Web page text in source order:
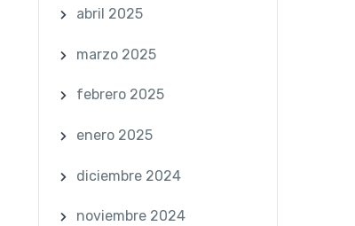
abril 2025
marzo 2025
febrero 2025
enero 2025
diciembre 2024
noviembre 2024